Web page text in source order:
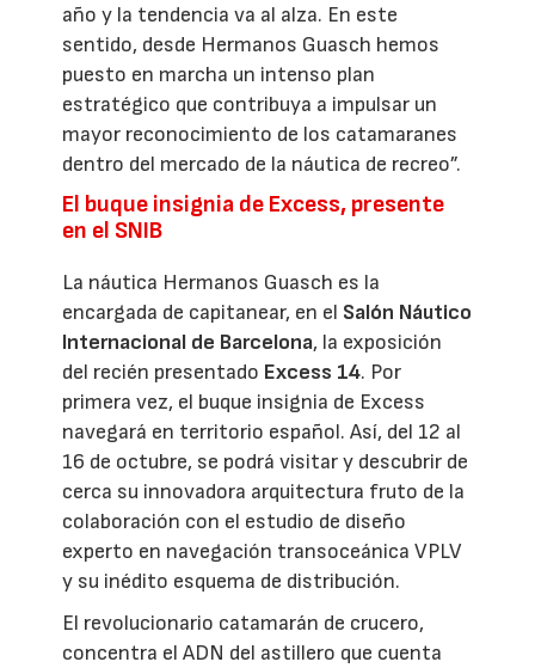
año y la tendencia va al alza. En este
sentido, desde Hermanos Guasch hemos
puesto en marcha un intenso plan
estratégico que contribuya a impulsar un
mayor reconocimiento de los catamaranes
dentro del mercado de la náutica de recreo”.
El buque insignia de Excess, presente
en el SNIB
La náutica Hermanos Guasch es la
encargada de capitanear, en el Salón Náutico
Internacional de Barcelona, la exposición
del recién presentado Excess 14. Por
primera vez, el buque insignia de Excess
navegará en territorio español. Así, del 12 al
16 de octubre, se podrá visitar y descubrir de
cerca su innovadora arquitectura fruto de la
colaboración con el estudio de diseño
experto en navegación transoceánica VPLV
y su inédito esquema de distribución.
El revolucionario catamarán de crucero,
concentra el ADN del astillero que cuenta